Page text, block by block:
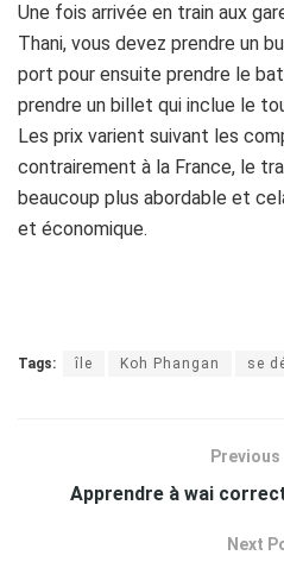
Une fois arrivée en train aux
Thani, vous devez prendre un
port pour ensuite prendre le
prendre un billet qui inclue le
Les prix varient suivant les
contrairement à la France, le
beaucoup plus abordable et
et économique.
Tags: île Koh Phangan se
Apprendre à wai
Next